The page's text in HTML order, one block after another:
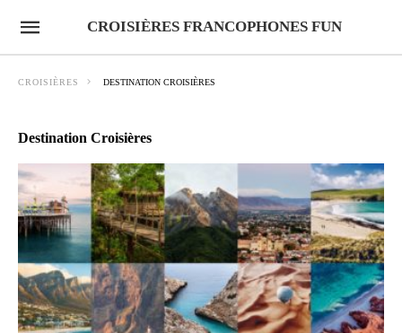
CROISIÈRES FRANCOPHONES FUN
CROISIÈRES DESTINATION CROISIÈRES
Destination Croisières